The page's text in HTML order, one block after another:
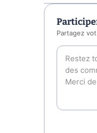
Partagez